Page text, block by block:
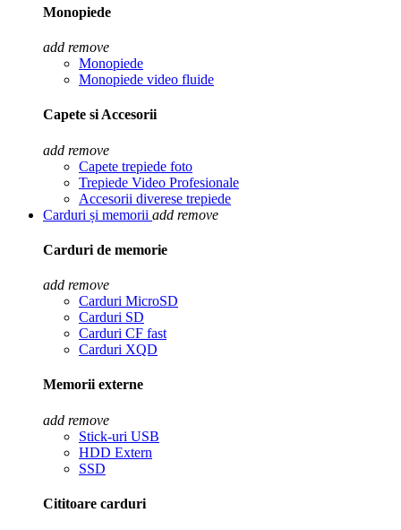
Monopiede
add remove
Monopiede
Monopiede video fluide
Capete si Accesorii
add remove
Capete trepiede foto
Trepiede Video Profesionale
Accesorii diverese trepiede
Carduri și memorii add remove
Carduri de memorie
add remove
Carduri MicroSD
Carduri SD
Carduri CF fast
Carduri XQD
Memorii externe
add remove
Stick-uri USB
HDD Extern
SSD
Cititoare carduri